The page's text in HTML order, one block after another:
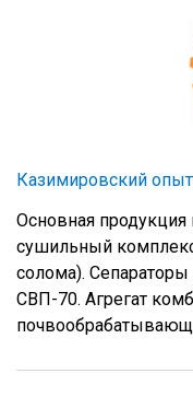
Казимировский
Основная продукция
сушильный
солома). Сепараторы
СВП-70. Агрегат